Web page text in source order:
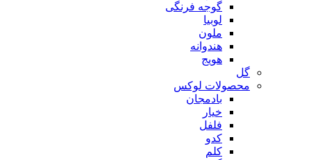
گوجه فرنگی
لوبیا
ملون
هندوانه
هویج
گل
محصولات لوکس
بادمجان
خیار
فلفل
کدو
کلم